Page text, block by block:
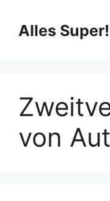
Inhalt
springen
Alles Super!
von